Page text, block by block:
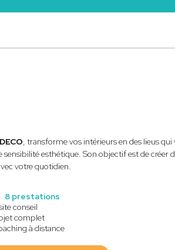
, transforme vos intérieurs en des lieus
esthétique. Son objectif est de créer
votre quotidien.
8 prestations
conseil
complet
à distance